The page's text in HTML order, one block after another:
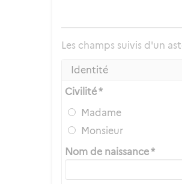
Les champs suivis d'un
Identité
Civilité *
Madame
Monsieur
Nom de naissance *